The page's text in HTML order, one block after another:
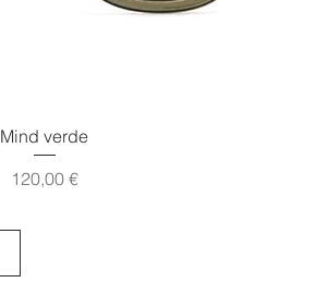
Vista rápida
Mind verde
Precio
120,00 €